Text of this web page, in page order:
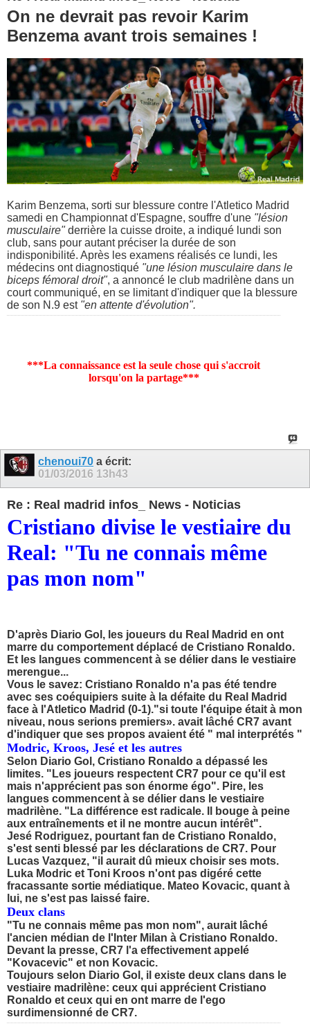
On ne devrait pas revoir Karim
Benzema avant trois semaines !
Karim Benzema, sorti sur blessure contre l'Atletico Madrid
samedi en Championnat d'Espagne, souffre d'une "lésion
musculaire"derrière la cuisse droite, a indiqué lundi son
club, sans pour autant préciser la durée de son
indisponibilité. Après les examens réalisés ce lundi, les
médecins ont diagnostiqué "une lésion musculaire dans le
biceps fémoral droit", a annoncé le club madrilène dans un
court communiqué, en se limitant d'indiquer que la blessure
de son N.9 est "en attente d'évolution".
***La connaissance est la seule chose qui s'accroit
lorsqu'on la partage***
chenoui70 a écrit:
01/03/2016 13h43
Re : Real madrid infos_ News - Noticias
Cristiano divise le vestiaire du
Real: "Tu ne connais même
pas mon nom"
D'après Diario Gol, les joueurs du Real Madrid en ont
marre du comportement déplacé de Cristiano Ronaldo.
Et les langues commencent à se délier dans le vestiaire
merengue...
Vous le savez: Cristiano Ronaldo n'a pas été tendre
avec ses coéquipiers suite à la défaite du Real Madrid
face à l'Atletico Madrid (0-1)."si toute l'équipe était à mon
niveau, nous serions premiers». avait lâché CR7 avant
d'indiquer que ses propos avaient été " mal interprétés "
Modric, Kroos, Jesé et les autres
Selon Diario Gol, Cristiano Ronaldo a dépassé les
limites. "Les joueurs respectent CR7 pour ce qu'il est
mais n'apprécient pas son énorme égo". Pire, les
langues commencent à se délier dans le vestiaire
madrilène. "La différence est radicale. Il bouge à peine
aux entraînements et il ne montre aucun intérêt".
Jesé Rodriguez, pourtant fan de Cristiano Ronaldo,
s'est senti blessé par les déclarations de CR7. Pour
Lucas Vazquez, "il aurait dû mieux choisir ses mots.
Luka Modric et Toni Kroos n'ont pas digéré cette
fracassante sortie médiatique. Mateo Kovacic, quant à
lui, ne s'est pas laissé faire.
Deux clans
"Tu ne connais même pas mon nom", aurait lâché
l'ancien médian de l'Inter Milan à Cristiano Ronaldo.
Devant la presse, CR7 l'a effectivement appelé
"Kovacevic" et non Kovacic.
Toujours selon Diario Gol, il existe deux clans dans le
vestiaire madrilène: ceux qui apprécient Cristiano
Ronaldo et ceux qui en ont marre de l'ego
surdimensionné de CR7.